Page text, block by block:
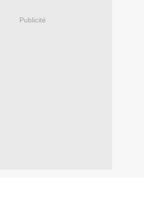
Publicité